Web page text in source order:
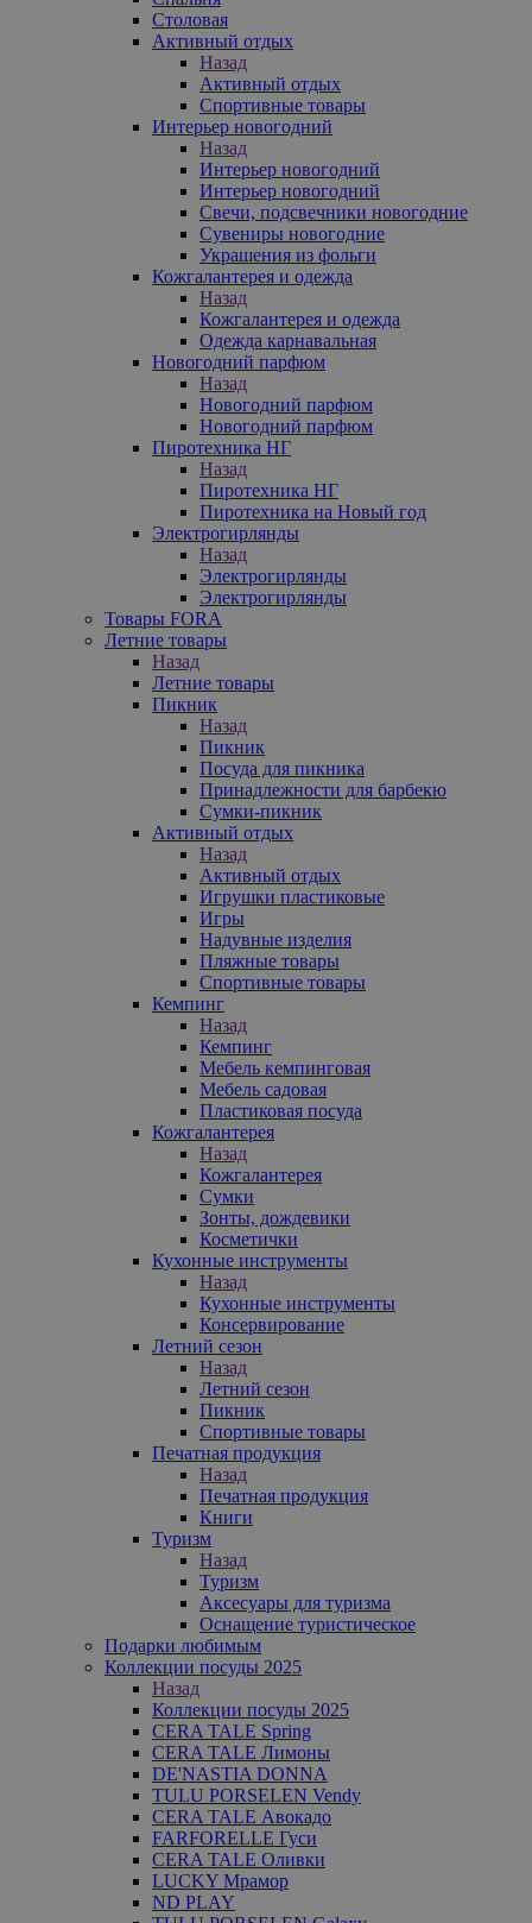
Столовая
Активный отдых
Назад
Активный отдых
Спортивные товары
Интерьер новогодний
Назад
Интерьер новогодний
Интерьер новогодний
Свечи, подсвечники новогодние
Сувениры новогодние
Украшения из фольги
Кожгалантерея и одежда
Назад
Кожгалантерея и одежда
Одежда карнавальная
Новогодний парфюм
Назад
Новогодний парфюм
Новогодний парфюм
Пиротехника НГ
Назад
Пиротехника НГ
Пиротехника на Новый год
Электрогирлянды
Назад
Электрогирлянды
Электрогирлянды
Товары FORA
Летние товары
Назад
Летние товары
Пикник
Назад
Пикник
Посуда для пикника
Принадлежности для барбекю
Сумки-пикник
Активный отдых
Назад
Активный отдых
Игрушки пластиковые
Игры
Надувные изделия
Пляжные товары
Спортивные товары
Кемпинг
Назад
Кемпинг
Мебель кемпинговая
Мебель садовая
Пластиковая посуда
Кожгалантерея
Назад
Кожгалантерея
Сумки
Зонты, дождевики
Косметички
Кухонные инструменты
Назад
Кухонные инструменты
Консервирование
Летний сезон
Назад
Летний сезон
Пикник
Спортивные товары
Печатная продукция
Назад
Печатная продукция
Книги
Туризм
Назад
Туризм
Аксесуары для туризма
Оснащение туристическое
Подарки любимым
Коллекции посуды 2025
Назад
Коллекции посуды 2025
CERA TALE Spring
CERA TALE Лимоны
DE'NASTIA DONNA
TULU PORSELEN Vendy
CERA TALE Авокадо
FARFORELLE Гуси
CERA TALE Оливки
LUCKY Мрамор
ND PLAY